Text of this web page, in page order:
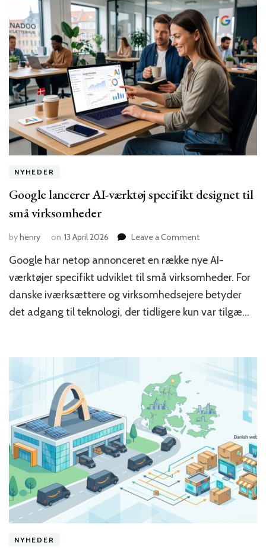
første
år
NYHEDER
Google lancerer AI-værktøj specifikt designet til
små virksomheder
byhenry on 13 April 2026 Leave a Commenton
lancerer
AI-
specifikt
designet
Google har netop annonceret en række nye AI-
værktøjer specifikt udviklet til små virksomheder. For
danske iværksættere og virksomhedsejere betyder
det adgang til teknologi, der tidligere kun var tilgæ…
NYHEDER